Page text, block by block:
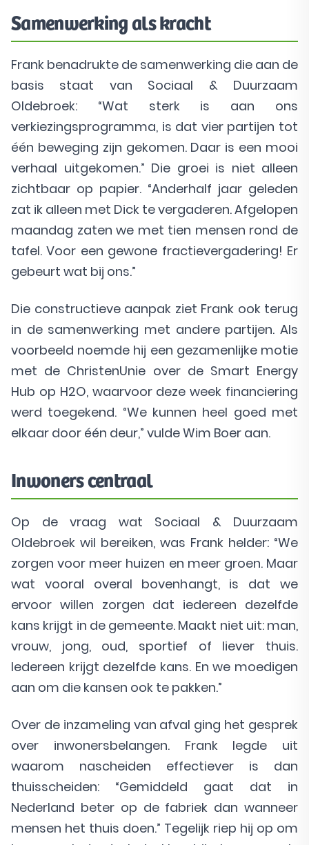
Samenwerking als kracht
Frank benadrukte de samenwerking die aan de
basis staat van Sociaal & Duurzaam
Oldebroek: “Wat sterk is aan ons
verkiezingsprogramma, is dat vier partijen tot
één beweging zijn gekomen. Daar is een mooi
verhaal uitgekomen.” Die groei is niet alleen
zichtbaar op papier. “Anderhalf jaar geleden
zat ik alleen met Dick te vergaderen. Afgelopen
maandag zaten we met tien mensen rond de
tafel. Voor een gewone fractievergadering! Er
gebeurt wat bij ons.”
Die constructieve aanpak ziet Frank ook terug
in de samenwerking met andere partijen. Als
voorbeeld noemde hij een gezamenlijke motie
met de ChristenUnie over de Smart Energy
Hub op H2O, waarvoor deze week financiering
werd toegekend. “We kunnen heel goed met
elkaar door één deur,” vulde Wim Boer aan.
Inwoners centraal
Op de vraag wat Sociaal & Duurzaam
Oldebroek wil bereiken, was Frank helder: “We
zorgen voor meer huizen en meer groen. Maar
wat vooral overal bovenhangt, is dat we
ervoor willen zorgen dat iedereen dezelfde
kans krijgt in de gemeente. Maakt niet uit: man,
vrouw, jong, oud, sportief of liever thuis.
Iedereen krijgt dezelfde kans. En we moedigen
aan om die kansen ook te pakken.”
Over de inzameling van afval ging het gesprek
over inwonersbelangen. Frank legde uit
waarom nascheiden effectiever is dan
thuisscheiden: “Gemiddeld gaat dat in
Nederland beter op de fabriek dan wanneer
mensen het thuis doen.” Tegelijk riep hij op om